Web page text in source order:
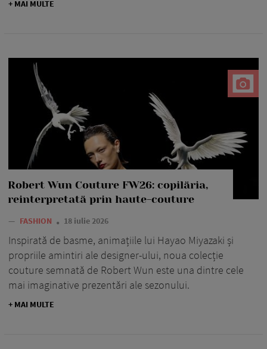
+ MAI MULTE
Robert Wun Couture FW26: copilăria,
reinterpretată prin haute-couture
— FASHION 18 iulie 2026
Inspirată de basme, animațiile lui Hayao Miyazaki și
propriile amintiri ale designer-ului, noua colecție
couture semnată de Robert Wun este una dintre cele
mai imaginative prezentări ale sezonului.
+ MAI MULTE